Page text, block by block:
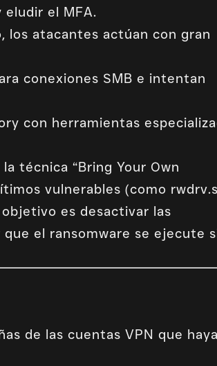
el MFA.
los atacantes actúan con gran
conexiones SMB e intentan
con herramientas
técnica “Bring Your Own
vulnerables (como
es desactivar las
el ransomware se ejecute
de las cuentas VPN que